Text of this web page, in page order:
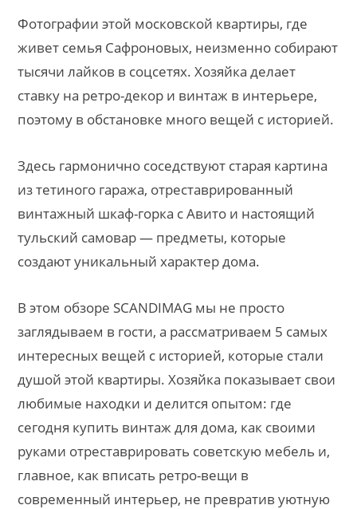
Фотографии этой московской квартиры, где
живет семья Сафроновых, неизменно собирают
тысячи лайков в соцсетях. Хозяйка делает
ставку на ретро-декор и винтаж в интерьере,
поэтому в обстановке много вещей с историей.
Здесь гармонично соседствуют старая картина
из тетиного гаража, отреставрированный
винтажный шкаф-горка с Авито и настоящий
тульский самовар — предметы, которые
создают уникальный характер дома.
В этом обзоре SCANDIMAG мы не просто
заглядываем в гости, а рассматриваем 5 самых
интересных вещей с историей, которые стали
душой этой квартиры. Хозяйка показывает свои
любимые находки и делится опытом: где
сегодня купить винтаж для дома, как своими
руками отреставрировать советскую мебель и,
главное, как вписать ретро-вещи в
современный интерьер, не превратив уютную